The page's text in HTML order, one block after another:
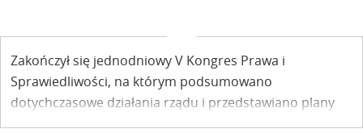
Zakończył się jednodniowy V Kongres Prawa i
Sprawiedliwości, na którym podsumowano
dotychczasowe działania rządu i przedstawiano plany
na kolejne lata, w których mowa była i o Kazimierzu nad